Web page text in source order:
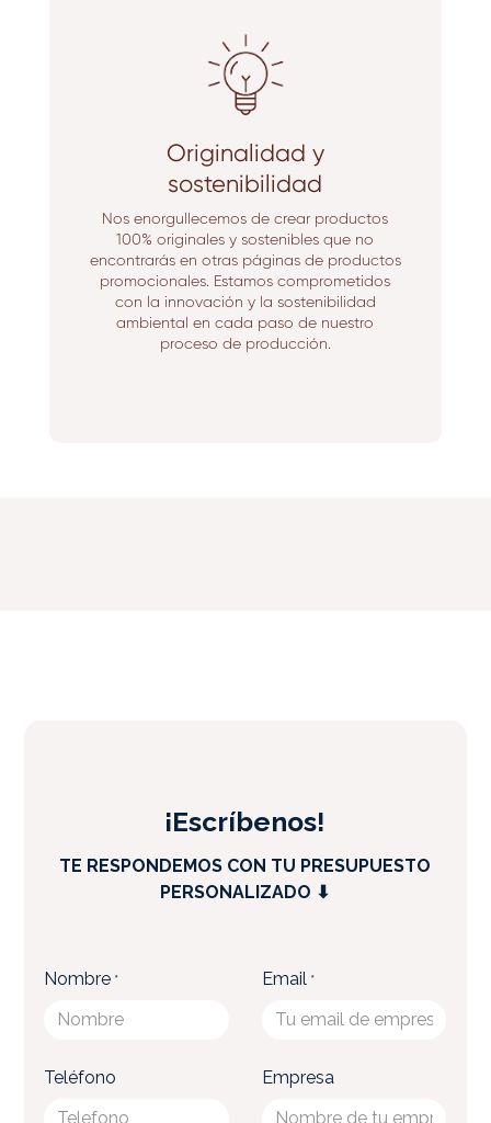
Originalidad y
sostenibilidad
Nos enorgullecemos de crear productos
100% originales y sostenibles que no
encontrarás en otras páginas de productos
promocionales. Estamos comprometidos
con la innovación y la sostenibilidad
ambiental en cada paso de nuestro
proceso de producción.